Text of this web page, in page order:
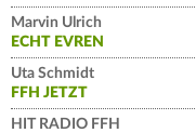
Marvin Ulrich
ECHT EVREN
Uta Schmidt
FFH JETZT
HIT RADIO FFH